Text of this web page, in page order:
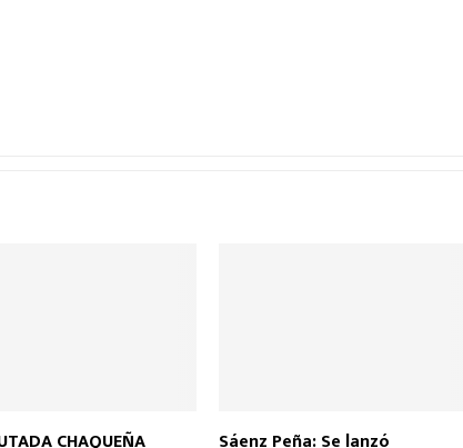
CHAQUEÑA Sáenz Peña: Se lanzó